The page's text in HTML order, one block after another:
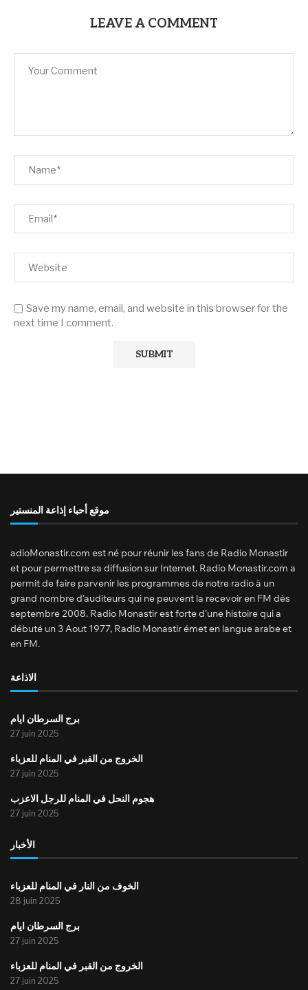
LEAVE A COMMENT
Save my name, email, and website in this browser for the
next time I comment.
موقع أحباء إذاعة المنستير
adioMonastir.com est né pour réunir les fans de Radio Monastir
et pour permettre sa diffusion sur Internet. Radio Monastir.com a
permit de faire parvenir les programmes de notre radio à un
grand nombre d’auditeurs qui ne peuvent la recevoir en FM dès
septembre 2008. Radio Monastir est forte d’une histoire qui a
débuté un 3 Aout 1977, Radio Monastir émet en langue arabe et
en FM.
الاذاعة
برج السرطان ايام
27 juin 2025
الخروج من القبر في المنام للعزباء
27 juin 2025
هجوم النحل في المنام للرجل الاعزب
27 juin 2025
الأخبار
الخوف من النار في المنام للعزباء
28 juin 2025
برج السرطان ايام
27 juin 2025
الخروج من القبر في المنام للعزباء
27 juin 2025